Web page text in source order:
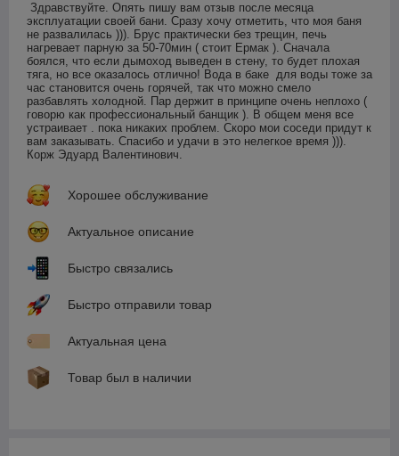
Здравствуйте. Опять пишу вам отзыв после месяца
эксплуатации своей бани. Сразу хочу отметить, что моя баня
не развалилась ))). Брус практически без трещин, печь
нагревает парную за 50-70мин ( стоит Ермак ). Сначала
боялся, что если дымоход выведен в стену, то будет плохая
тяга, но все оказалось отлично! Вода в баке  для воды тоже за
час становится очень горячей, так что можно смело
разбавлять холодной. Пар держит в принципе очень неплохо (
говорю как профессиональный банщик ). В общем меня все
устраивает . пока никаких проблем. Скоро мои соседи придут к
вам заказывать. Спасибо и удачи в это нелегкое время ))).
Корж Эдуард Валентинович.
Хорошее обслуживание
Актуальное описание
Быстро связались
Быстро отправили товар
Актуальная цена
Товар был в наличии